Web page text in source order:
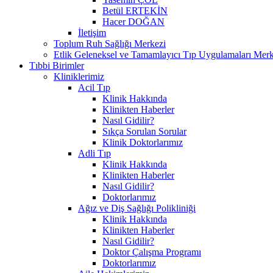
Betül ERTEKİN
Hacer DOĞAN
İletişim
Toplum Ruh Sağlığı Merkezi
Etlik Geleneksel ve Tamamlayıcı Tıp Uygulamaları
Tıbbi Birimler
Kliniklerimiz
Acil Tıp
Klinik Hakkında
Klinikten Haberler
Nasıl Gidilir?
Sıkça Sorulan Sorular
Klinik Doktorlarımız
Adli Tıp
Klinik Hakkında
Klinikten Haberler
Nasıl Gidilir?
Doktorlarımız
Ağız ve Diş Sağlığı Polikliniği
Klinik Hakkında
Klinikten Haberler
Nasıl Gidilir?
Doktor Çalışma Programı
Doktorlarımız